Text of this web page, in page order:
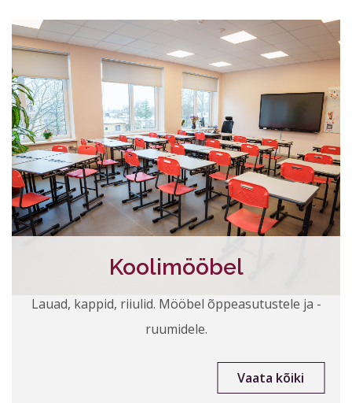
Koolimööbel
Lauad, kappid, riiulid. Mööbel õppeasutustele ja -
ruumidele.
Vaata kõiki